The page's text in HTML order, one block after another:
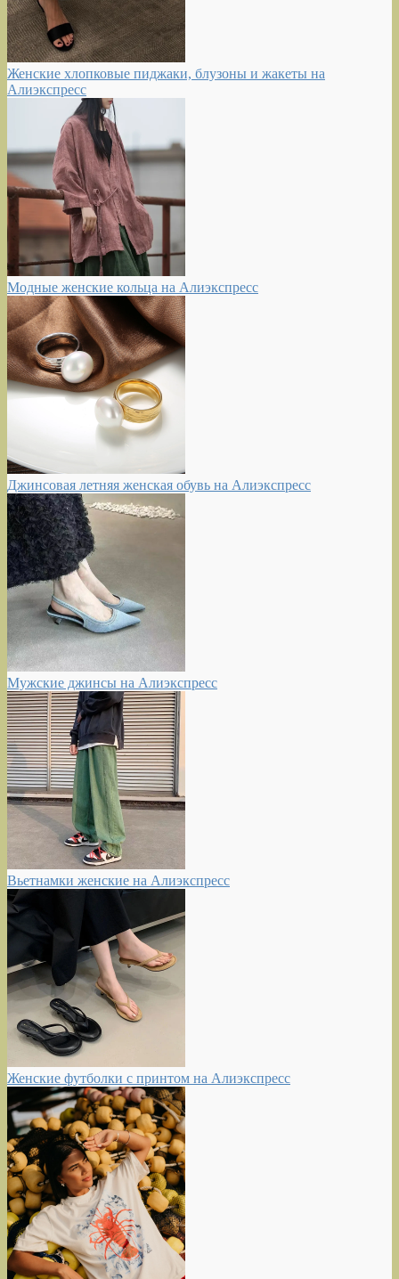
Женские хлопковые пиджаки, блузоны и жакеты на
Алиэкспресс
Модные женские кольца на Алиэкспресс
Джинсовая летняя женская обувь на Алиэкспресс
Мужские джинсы на Алиэкспресс
Вьетнамки женские на Алиэкспресс
Женские футболки с принтом на Алиэкспресс